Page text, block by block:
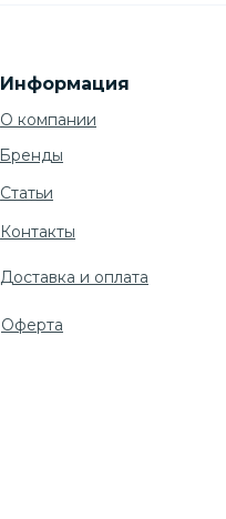
Информация
О компании
Cтатьи
Контакты
Доставка и оплата
Оферта
Бренды